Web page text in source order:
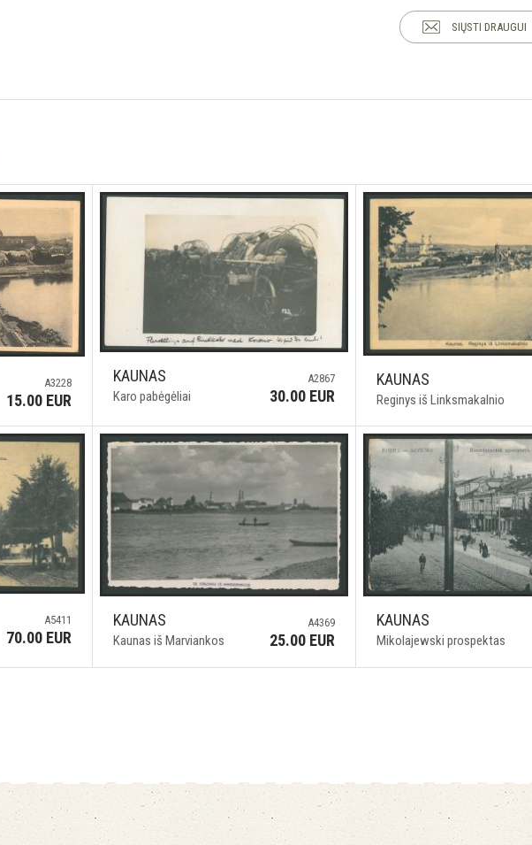
SIŲSTI DRAUGUI
A3228
15.00 EUR
KAUNAS
Karo pabėgėliai
A2867
30.00 EUR
KAUNAS
Reginys iš Linksmakalnio
A5411
70.00 EUR
KAUNAS
Kaunas iš Marviankos
A4369
25.00 EUR
KAUNAS
Mikolajewski prospektas